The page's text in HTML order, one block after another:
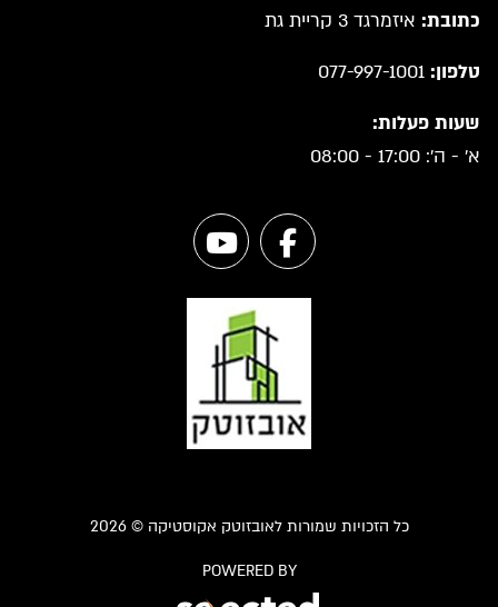
כתובת: איזמרגד 3 קריית גת
טלפון: 077-997-1001
שעות פעלות:
א' - ה': 17:00 - 08:00
כל הזכויות שמורות לאובזוטק אקוסטיקה © 2026
POWERED BY